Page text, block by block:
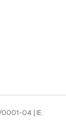
0001-04 | IE: